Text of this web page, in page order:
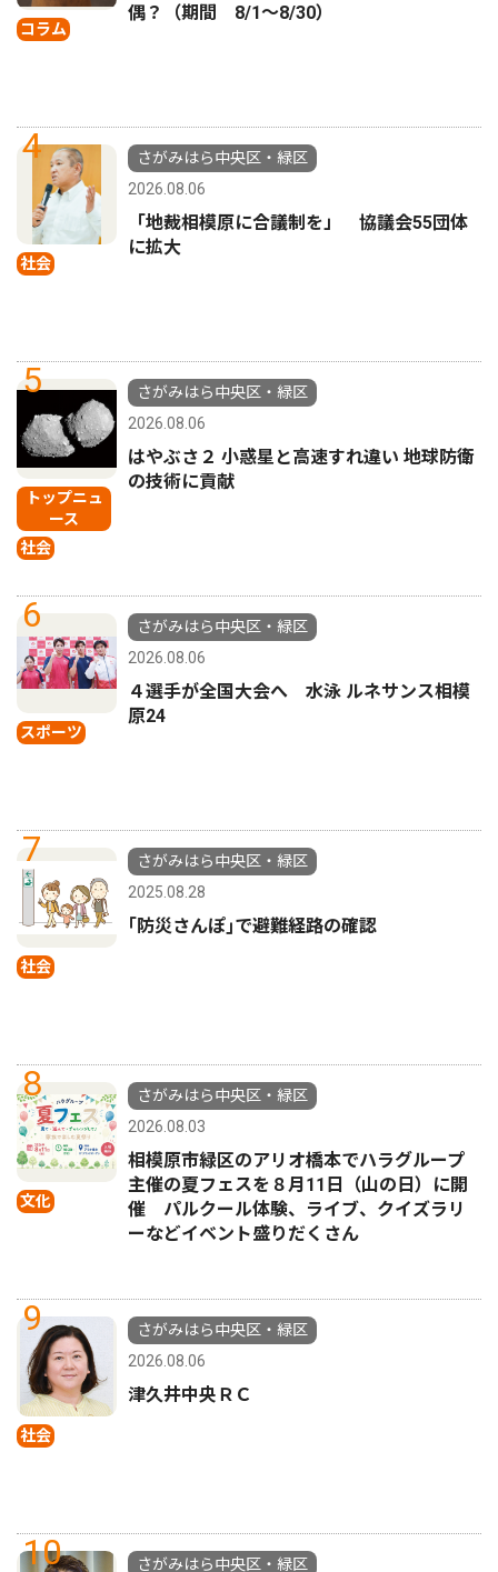
コラム
偶？（期間 8/1〜8/30）
4
社会
さがみはら中央区・緑区
2026.08.06
「地裁相模原に合議制を」 協議会55団体
に拡大
5
トップニュ
ース
社会
さがみはら中央区・緑区
2026.08.06
はやぶさ２ 小惑星と高速すれ違い 地球防衛
の技術に貢献
6
スポーツ
さがみはら中央区・緑区
2026.08.06
４選手が全国大会へ 水泳 ルネサンス相模
原24
7
社会
さがみはら中央区・緑区
2025.08.28
｢防災さんぽ｣で避難経路の確認
8
文化
さがみはら中央区・緑区
2026.08.03
相模原市緑区のアリオ橋本でハラグループ
主催の夏フェスを８月11日（山の日）に開
催 パルクール体験、ライブ、クイズラリ
ーなどイベント盛りだくさん
9
社会
さがみはら中央区・緑区
2026.08.06
津久井中央ＲＣ
10 さがみはら中央区・緑区